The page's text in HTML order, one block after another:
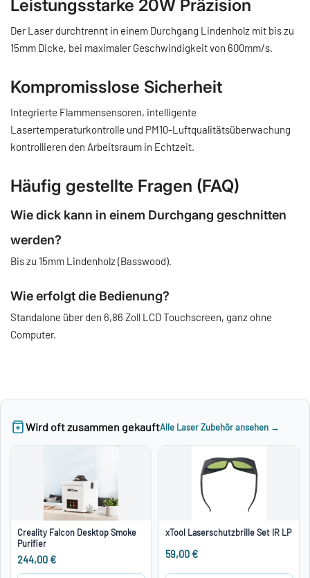
Leistungsstarke 20W Präzision
Der Laser durchtrennt in einem Durchgang Lindenholz mit bis zu
15mm Dicke, bei maximaler Geschwindigkeit von 600mm/s.
Kompromisslose Sicherheit
Integrierte Flammensensoren, intelligente
Lasertemperaturkontrolle und PM10-Luftqualitätsüberwachung
kontrollieren den Arbeitsraum in Echtzeit.
Häufig gestellte Fragen (FAQ)
Wie dick kann in einem Durchgang geschnitten
werden?
Bis zu 15mm Lindenholz (Basswood).
Wie erfolgt die Bedienung?
Standalone über den 6,86 Zoll LCD Touchscreen, ganz ohne
Computer.
Wird oft zusammen gekauftAlle Laser Zubehör ansehen →
Creality Falcon Desktop Smoke
Purifier
244,00 €
xTool Laserschutzbrille Set IR LP
59,00 €